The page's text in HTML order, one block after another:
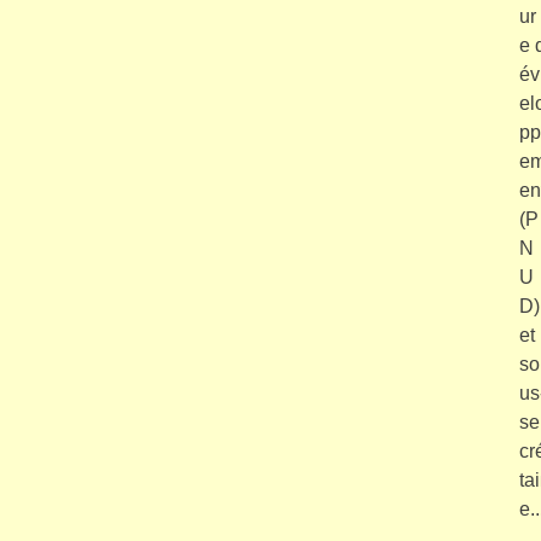
ur l
e
év
pp
(P
N
U
D)
et
so
se